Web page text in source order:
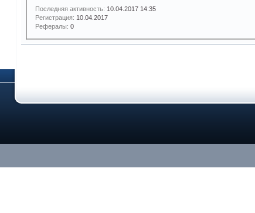
Последняя активность: 10.04.2017 14:35
Регистрация: 10.04.2017
Рефералы: 0